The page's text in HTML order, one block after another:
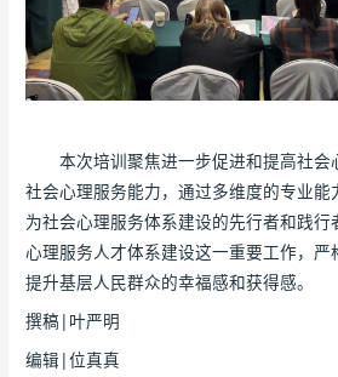
本次培训聚焦进一步促进和提高社会
社会心理服务能力，通过多维度的专业
为社会心理服务体系建设的先行者和践行
心理服务人才体系建设这一重要工作，严
提升基层人民群众的幸福感和获得感。
撰稿|叶严明
编辑|位真真